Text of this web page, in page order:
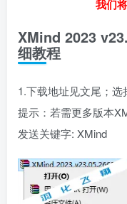
我们
XMind 2023
细教程
1.下载地址见文尾；
提示：若需更多版本
发送关键字: XMind